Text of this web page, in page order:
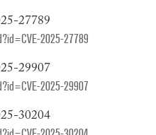
27789
2025-27789
29907
2025-29907
30204